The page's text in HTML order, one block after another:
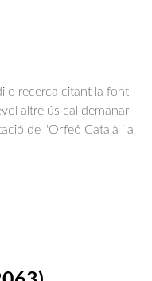
o recerca citant la font
altre ús cal demanar
de l'Orfeó Català i a